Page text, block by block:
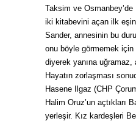
Taksim ve Osmanbey’de
iki kitabevini açan ilk
Sander, annesinin bu
onu böyle görmemek için
diyerek yanına uğramaz,
Hayatın zorlaşması
Hasene Ilgaz (CHP
Halim Oruz’un açtıkları
yerleşir. Kız kardeşleri